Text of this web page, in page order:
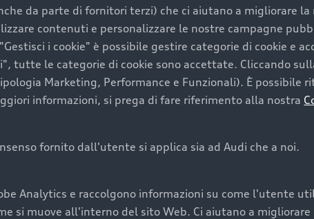
un’auto usata Audi
convenienza, affidabilità e sostenibilità. Per fare un
del marchio. Audi offre l’auto usata perfetta tramite
la tua prossima
un’auto usata, oltre al prezzo e all'aspetto,
da parte di fornitori terzi) che ci aiutano a migliorare la
contenuti e personalizzare le nostre campagne
i cookie" è possibile gestire categorie di cookie e
tutte le categorie di cookie sono accettate. Cliccando
Marketing, Performance e Funzionali). È possibile
informazioni, si prega di fare riferimento alla nostra
fornito dall'utente si applica sia ad Audi che a noi.
Analytics e raccolgono informazioni su come l'utente
si muove all'interno del sito Web. Ci aiutano a